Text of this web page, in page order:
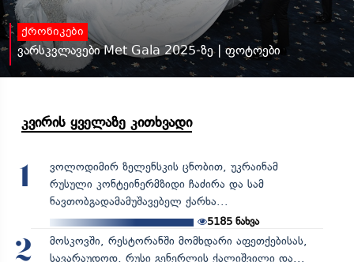
ქრონიკები
ვარსკვლავები Met Gala 2025-ზე | ფოტოები
კვირის ყველაზე კითხვადი
1
ვოლოდიმირ ზელენსკის ცნობით, უკრაინამ
რუსული კონტეინერმზიდი ჩაძირა და სამ
ნავთობგადამამუშავებელ ქარხა...
5185 ნახვა
2
მოსკოვში, რესტორანში მომხდარი აფეთქებისას,
სავარაუდოდ, რუსი გენერლის ქალიშვილი და...